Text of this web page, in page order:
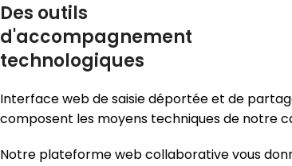
Des outils
d'accompagnement
technologiques
Interface web de saisie déportée et de
composent les moyens techniques de notre
Notre plateforme web collaborative vous